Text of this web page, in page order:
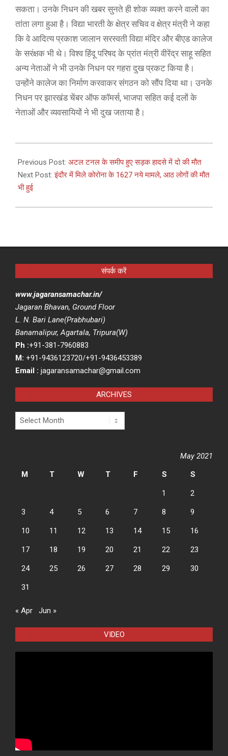
सकता। उनके निधन की खबर सुनते ही शोक व्यक्त करने वालों का
तांता लगा हुआ है। विद्या भारती के क्षेत्र सचिव व क्षेत्र मंत्री ने कहा
कि वे आदित्य प्रकाश जालान सरस्वती विद्या मंदिर और बीएड कालेज
के सरंक्षक भी थे। विश्व हिंदू परिषद के प्रांत मंत्री वीरेंद्र साहू सहित
अन्य नेताओं ने भी उनके निधन पर गहरा दुख प्रकट किया है।
उन्होंने कालेज का निर्माण करवाकर संगठन को सौंप दिया था। उनके
निधन पर झारखंड चेंबर ऑफ कॉमर्स, भाजपा सहित कई दलों के
नेताओं और व्यवसायियों ने भी दुख जताया है।
05-
10
Previous Post: अटल टनल के समीप हुए सड़क हादसे में दो की मौत
Next Post:इंदौर में मिले कोरोना के 1627 नये मामले, आठ लोगों की मौत
भी हुई
संपर्क करें
www.jagaransamachar.in/
Jagaran Bhavan, Ground Floor
L. N. Bari Lane(Prabhubari)
Banamalipur, Agartala, Tripura(W)
Ph :+91-381-7960883
M: +91-9436123720/+91-9436453389
Email : jagaransamachar@gmail.com
ARCHIVES
Archives
May 2021
M
T W T F S S
1 2
3 4 5 6 7 8 9
10 11 12 13 14 15 16
17 18 19 20 21 22 23
24 25 26 27 28 29 30
31
« Apr Jun »
VIDEO